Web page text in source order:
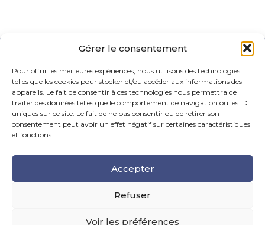
Gérer le consentement
Pour offrir les meilleures expériences, nous utilisons des technologies
telles que les cookies pour stocker et/ou accéder aux informations des
appareils. Le fait de consentir à ces technologies nous permettra de
traiter des données telles que le comportement de navigation ou les ID
uniques sur ce site. Le fait de ne pas consentir ou de retirer son
consentement peut avoir un effet négatif sur certaines caractéristiques
et fonctions.
Accepter
Refuser
Voir les préférences
Footer
Principale
La Maison Des Conseils – 6 Rue Maurice Caunes, 31200
Toulouse